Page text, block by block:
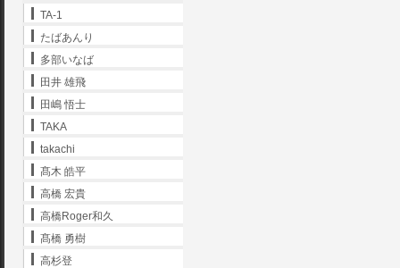
TA-1
たばあんり
多部いなば
田井 雄飛
田嶋 悟士
TAKA
takachi
髙木 皓平
高橋 宏貴
高橋Roger和久
髙橋 勇樹
高杉登